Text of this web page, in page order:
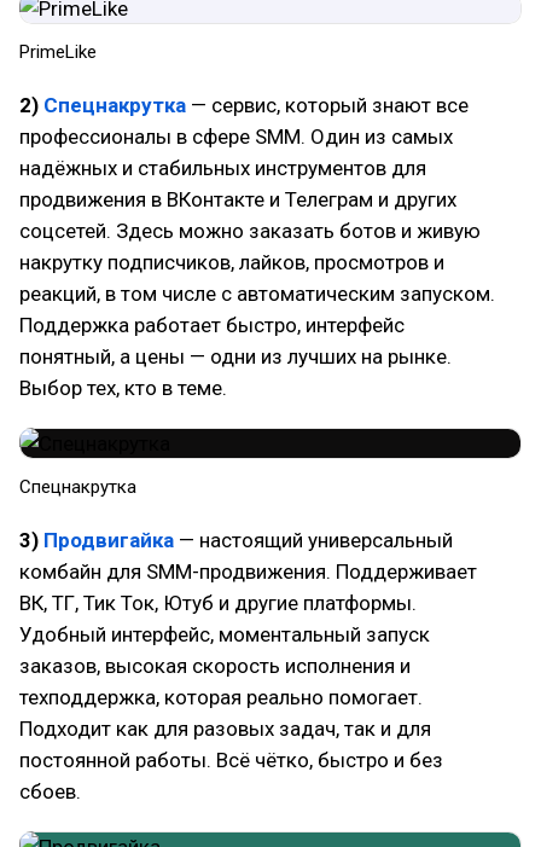
PrimeLike
2) Спецнакрутка — сервис, который знают все
профессионалы в сфере SMM. Один из самых
надёжных и стабильных инструментов для
продвижения в ВКонтакте и Телеграм и других
соцсетей. Здесь можно заказать ботов и живую
накрутку подписчиков, лайков, просмотров и
реакций, в том числе с автоматическим запуском.
Поддержка работает быстро, интерфейс
понятный, а цены — одни из лучших на рынке.
Выбор тех, кто в теме.
Спецнакрутка
3) Продвигайка — настоящий универсальный
комбайн для SMM-продвижения. Поддерживает
ВК, ТГ, Тик Ток, Ютуб и другие платформы.
Удобный интерфейс, моментальный запуск
заказов, высокая скорость исполнения и
техподдержка, которая реально помогает.
Подходит как для разовых задач, так и для
постоянной работы. Всё чётко, быстро и без
сбоев.